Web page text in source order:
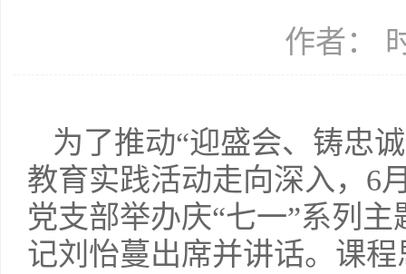
作者：
为了推动“迎盛会、铸忠
教育实践活动走向深入，6
党支部举办庆“七一”系列
记刘怡蔓出席并讲话。课